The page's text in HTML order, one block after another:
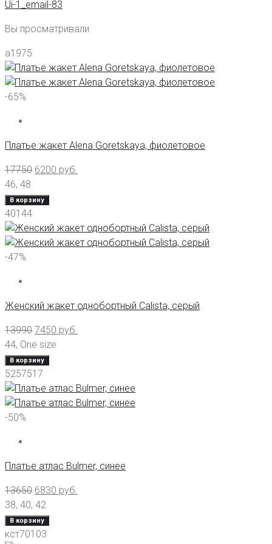
Ui-1_email-83
Вы просматривали
а1975
-65%
Платье жакет Alena Goretskaya, фиолетовое
17750 6200 руб.
46, 48
В корзину
40144
-47%
Женский жакет однобортный Calista, серый
13990 7450 руб.
44, One size
В корзину
5257517
-50%
Платье атлас Bulmer, синее
13650 6830 руб.
38, 40, 42
В корзину
кст70103